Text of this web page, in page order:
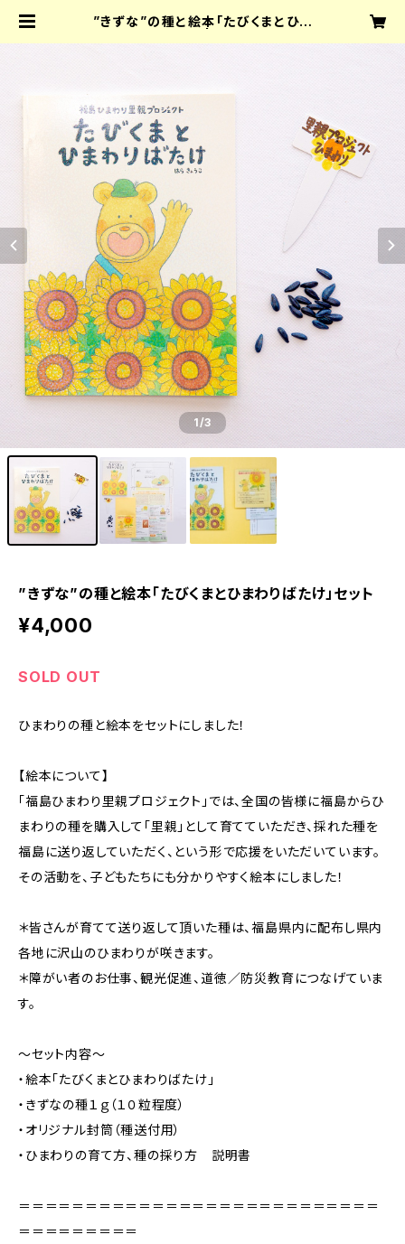
”きずな”の種と絵本「たびくまとひま
1/3
”きずな”の種と絵本「たびくまとひまわりばたけ」セット
¥4,000
SOLD OUT
ひまわりの種と絵本をセットにしました！
【絵本について】
「福島ひまわり里親プロジェクト」では、全国の皆様に福島からひ
まわりの種を購入して「里親」として育てていただき、採れた種を
福島に送り返していただく、という形で応援をいただいています。
その活動を、子どもたちにも分かりやすく絵本にしました！
＊皆さんが育てて送り返して頂いた種は、福島県内に配布し県内
各地に沢山のひまわりが咲きます。
＊障がい者のお仕事、観光促進、道徳／防災教育につなげていま
す。
～セット内容～
・絵本「たびくまとひまわりばたけ」
・きずなの種１ｇ（１０粒程度）
・オリジナル封筒（種送付用）
・ひまわりの育て方、種の採り方 説明書
＝＝＝＝＝＝＝＝＝＝＝＝＝＝＝＝＝＝＝＝＝＝＝＝＝＝＝
＝＝＝＝＝＝＝＝＝